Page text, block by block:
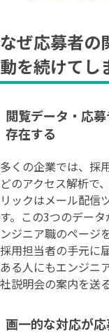
なぜ応募者の
動を続けてし
閲覧データ・応
存在する
多くの企業では、採
どのアクセス解析で
リックはメール配信
す。この3つのデー
ンジニア職のページ
採用担当者の手元に
ある人にもエンジニ
社説明会の案内を送
画一的な対応が